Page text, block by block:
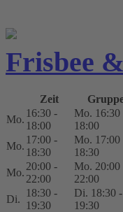
Frisbee
Zeit
Mo.
16:30 -
18:00
Mo. 16:30
18:00
Mo.
17:00 -
18:30
Mo. 17:00
18:30
Mo.
20:00 -
22:00
Mo. 20:00
22:00
Di.
18:30 -
19:30
Di. 18:30 -
19:30